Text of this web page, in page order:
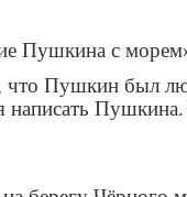
Пушкина с
что Пушкин был
написать